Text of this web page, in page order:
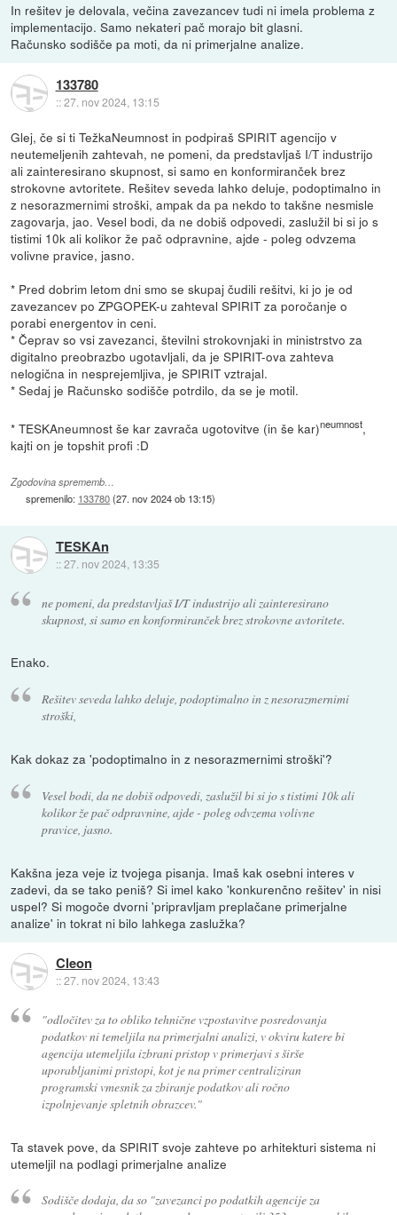
In rešitev je delovala, večina zavezancev tudi ni imela problema z
implementacijo. Samo nekateri pač morajo bit glasni.
Računsko sodišče pa moti, da ni primerjalne analize.
133780
::27. nov 2024, 13:15
Glej, če si ti TežkaNeumnost in podpiraš SPIRIT agencijo v
neutemeljenih zahtevah, ne pomeni, da predstavljaš I/T industrijo
ali zainteresirano skupnost, si samo en konformiranček brez
strokovne avtoritete. Rešitev seveda lahko deluje, podoptimalno in
z nesorazmernimi stroški, ampak da pa nekdo to takšne nesmisle
zagovarja, jao. Vesel bodi, da ne dobiš odpovedi, zaslužil bi si jo s
tistimi 10k ali kolikor že pač odpravnine, ajde - poleg odvzema
volivne pravice, jasno.
* Pred dobrim letom dni smo se skupaj čudili rešitvi, ki jo je od
zavezancev po ZPGOPEK-u zahteval SPIRIT za poročanje o
porabi energentov in ceni.
* Čeprav so vsi zavezanci, številni strokovnjaki in ministrstvo za
digitalno preobrazbo ugotavljali, da je SPIRIT-ova zahteva
nelogična in nesprejemljiva, je SPIRIT vztrajal.
* Sedaj je Računsko sodišče potrdilo, da se je motil.
* TESKAneumnost še kar zavrača ugotovitve (in še kar)neumnost,
kajti on je topshit profi :D
Zgodovina sprememb…
spremenilo: 133780(27. nov 2024 ob 13:15)
TESKAn
::27. nov 2024, 13:35
ne pomeni, da predstavljaš I/T industrijo ali zainteresirano
skupnost, si samo en konformiranček brez strokovne avtoritete.
Enako.
Rešitev seveda lahko deluje, podoptimalno in z nesorazmernimi
stroški,
Kak dokaz za 'podoptimalno in z nesorazmernimi stroški'?
Vesel bodi, da ne dobiš odpovedi, zaslužil bi si jo s tistimi 10k ali
kolikor že pač odpravnine, ajde - poleg odvzema volivne
pravice, jasno.
Kakšna jeza veje iz tvojega pisanja. Imaš kak osebni interes v
zadevi, da se tako peniš? Si imel kako 'konkurenčno rešitev' in nisi
uspel? Si mogoče dvorni 'pripravljam preplačane primerjalne
analize' in tokrat ni bilo lahkega zaslužka?
Cleon
::27. nov 2024, 13:43
"odločitev za to obliko tehnične vzpostavitve posredovanja
podatkov ni temeljila na primerjalni analizi, v okviru katere bi
agencija utemeljila izbrani pristop v primerjavi s širše
uporabljanimi pristopi, kot je na primer centraliziran
programski vmesnik za zbiranje podatkov ali ročno
izpolnjevanje spletnih obrazcev."
Ta stavek pove, da SPIRIT svoje zahteve po arhitekturi sistema ni
utemeljil na podlagi primerjalne analize
Sodišče dodaja, da so "zavezanci po podatkih agencije za